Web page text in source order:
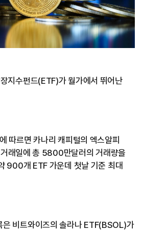
지수펀드(ETF)가 월가에서 뛰어난
따르면 카나리 캐피털의 엑스알피
래일에 총 5800만달러의 거래량을
900개 ETF 가운데 첫날 기준 최대
은 비트와이즈의 솔라나 ETF(BSOL)가